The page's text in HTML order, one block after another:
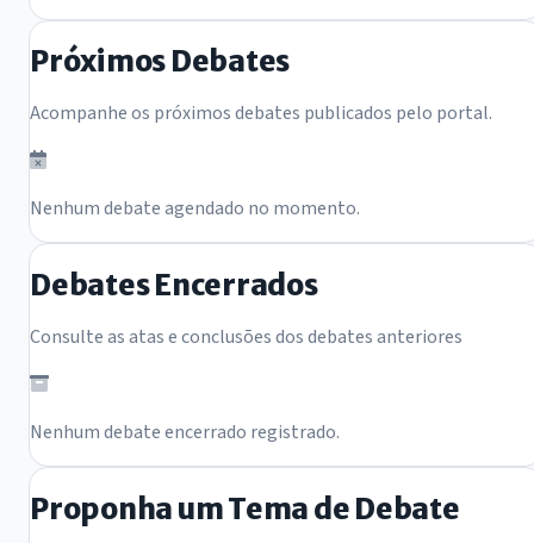
Próximos Debates
Acompanhe os próximos debates publicados pelo portal.
Nenhum debate agendado no momento.
Debates Encerrados
Consulte as atas e conclusões dos debates anteriores
Nenhum debate encerrado registrado.
Proponha um Tema de Debate